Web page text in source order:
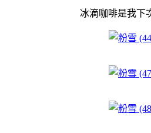
冰滴咖啡是我下